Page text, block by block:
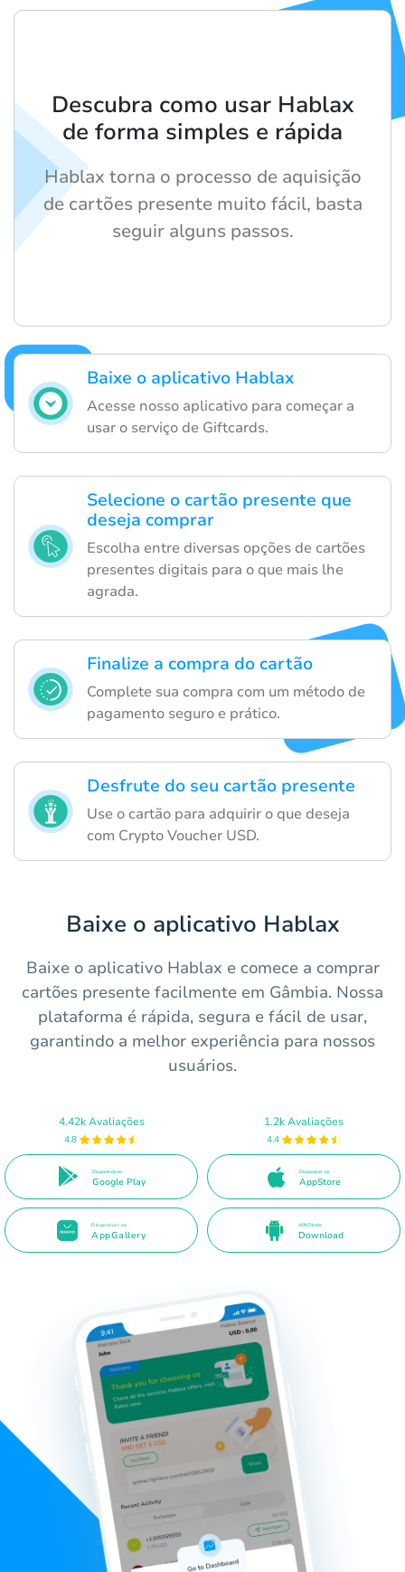
Baixe o aplicativo Hablax
Acesse nosso aplicativo para começar a
usar o serviço de Giftcards.
Selecione o cartão presente que
deseja comprar
Escolha entre diversas opções de cartões
presentes digitais para o que mais lhe
agrada.
Finalize a compra do cartão
Complete sua compra com um método de
pagamento seguro e prático.
Desfrute do seu cartão presente
Use o cartão para adquirir o que deseja
com Crypto Voucher USD.
Descubra como usar Hablax
de forma simples e rápida
Hablax torna o processo de aquisição
de cartões presente muito fácil, basta
seguir alguns passos.
Baixe o aplicativo Hablax
Baixe o aplicativo Hablax e comece a comprar
cartões presente facilmente em Gâmbia. Nossa
plataforma é rápida, segura e fácil de usar,
garantindo a melhor experiência para nossos
usuários.
4.42k Avaliações
4.8
Disponível no
Google Play
1.2k Avaliações
4.4
Disponível na
AppStore
Disponível na
AppGallery
APK Direto
Download